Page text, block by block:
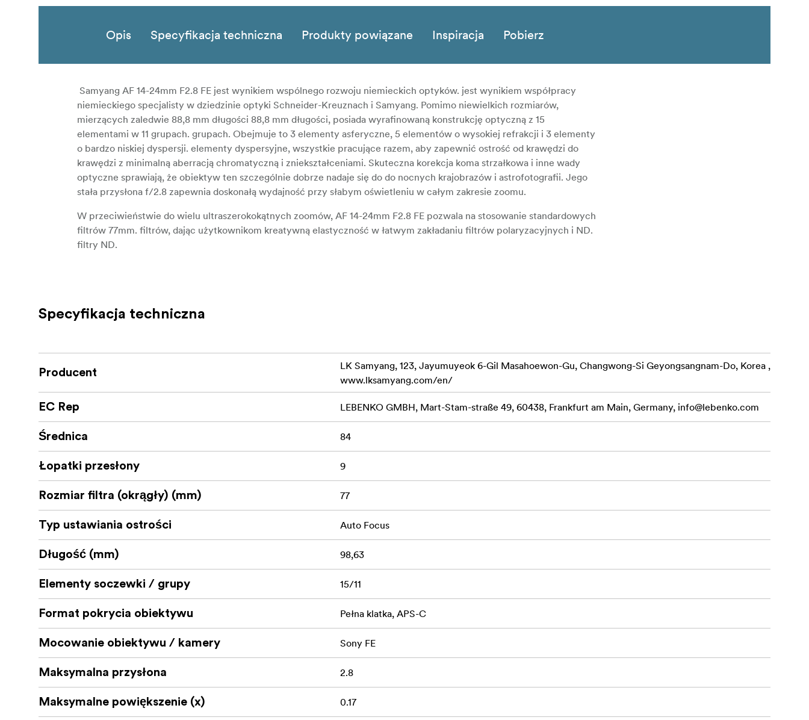
Opis Specyfikacja techniczna Produkty powiązane Inspiracja Pobierz
Samyang AF 14-24mm F2.8 FE jest wynikiem wspólnego rozwoju niemieckich optyków. jest wynikiem współpracy
niemieckiego specjalisty w dziedzinie optyki Schneider-Kreuznach i Samyang. Pomimo niewielkich rozmiarów,
mierzących zaledwie 88,8 mm długości 88,8 mm długości, posiada wyrafinowaną konstrukcję optyczną z 15
elementami w 11 grupach. grupach. Obejmuje to 3 elementy asferyczne, 5 elementów o wysokiej refrakcji i 3 elementy
o bardzo niskiej dyspersji. elementy dyspersyjne, wszystkie pracujące razem, aby zapewnić ostrość od krawędzi do
krawędzi z minimalną aberracją chromatyczną i zniekształceniami. Skuteczna korekcja koma strzałkowa i inne wady
optyczne sprawiają, że obiektyw ten szczególnie dobrze nadaje się do do nocnych krajobrazów i astrofotografii. Jego
stała przysłona f/2.8 zapewnia doskonałą wydajność przy słabym oświetleniu w całym zakresie zoomu.
W przeciwieństwie do wielu ultraszerokokątnych zoomów, AF 14-24mm F2.8 FE pozwala na stosowanie standardowych
filtrów 77mm. filtrów, dając użytkownikom kreatywną elastyczność w łatwym zakładaniu filtrów polaryzacyjnych i ND.
filtry ND.
deszczem, śniegiem i kurzem, co czyni go niezawodnym niezawodnym towarzyszem w trudnych warunkach.
oprogramowania sprzętowego, zapewniając, że obiektyw pozostaje obiektyw pozostaje na bieżąco z najnowszymi
ulepszeniami i funkcjami.
Stała przysłona Przysłona F2.8 w całym zakresie zoomu
Niezwykle lekki: zaledwie 445 g
Linear STM dla szybkiego, cichego autofokusa
15-elementowa, 11-grupowa konstrukcja optyczna z najwyższej jakości szklanymi elementami
Minimalna odległość ogniskowania: 0.18m z powiększeniem do 0.26x
Uszczelniona przed warunkami atmosferycznymi design
Specyfikacja techniczna
Producent
LK Samyang, 123, Jayumuyeok 6-Gil Masahoewon-Gu, Changwong-Si Geyongsangnam-Do, Korea ,
www.lksamyang.com/en/
EC Rep LEBENKO GMBH, Mart-Stam-straße 49, 60438, Frankfurt am Main, Germany, info@lebenko.com
Średnica 84
Łopatki przesłony 9
Rozmiar filtra (okrągły) (mm) 77
Typ ustawiania ostrości Auto Focus
Długość (mm) 98,63
Elementy soczewki / grupy 15/11
Format pokrycia obiektywu Pełna klatka, APS-C
Mocowanie obiektywu / kamery Sony FE
Maksymalna przysłona 2.8
Maksymalne powiększenie (x) 0.17